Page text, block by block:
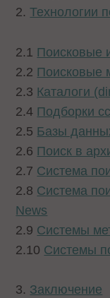
2.Технологии
2.1 Поисковые
2.2 Поисковые
2.3 Каталоги
2.4 Подборки
2.5 Базы
2.6 Поиск в
2.7 Система
2.8 Система
News
2.9 Системы
2.10 Системы
3. Заключение